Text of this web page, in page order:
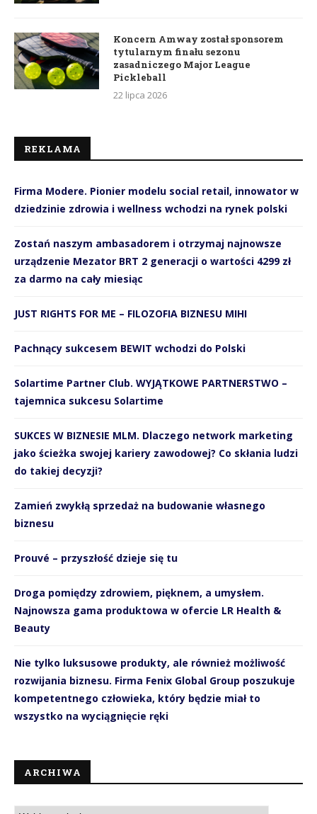
Koncern Amway został sponsorem
tytularnym finału sezonu
zasadniczego Major League
Pickleball
22 lipca 2026
REKLAMA
Firma Modere. Pionier modelu social retail, innowator w
dziedzinie zdrowia i wellness wchodzi na rynek polski
Zostań naszym ambasadorem i otrzymaj najnowsze
urządzenie Mezator BRT 2 generacji o wartości 4299 zł
za darmo na cały miesiąc
JUST RIGHTS FOR ME – FILOZOFIA BIZNESU MIHI
Pachnący sukcesem BEWIT wchodzi do Polski
Solartime Partner Club. WYJĄTKOWE PARTNERSTWO –
tajemnica sukcesu Solartime
SUKCES W BIZNESIE MLM. Dlaczego network marketing
jako ścieżka swojej kariery zawodowej? Co skłania ludzi
do takiej decyzji?
Zamień zwykłą sprzedaż na budowanie własnego
biznesu
Prouvé – przyszłość dzieje się tu
Droga pomiędzy zdrowiem, pięknem, a umysłem.
Najnowsza gama produktowa w ofercie LR Health &
Beauty
Nie tylko luksusowe produkty, ale również możliwość
rozwijania biznesu. Firma Fenix Global Group poszukuje
kompetentnego człowieka, który będzie miał to
wszystko na wyciągnięcie ręki
ARCHIWA